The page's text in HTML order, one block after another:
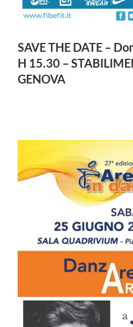
SAVE THE DATE –
H 15.30 –
GENOVA